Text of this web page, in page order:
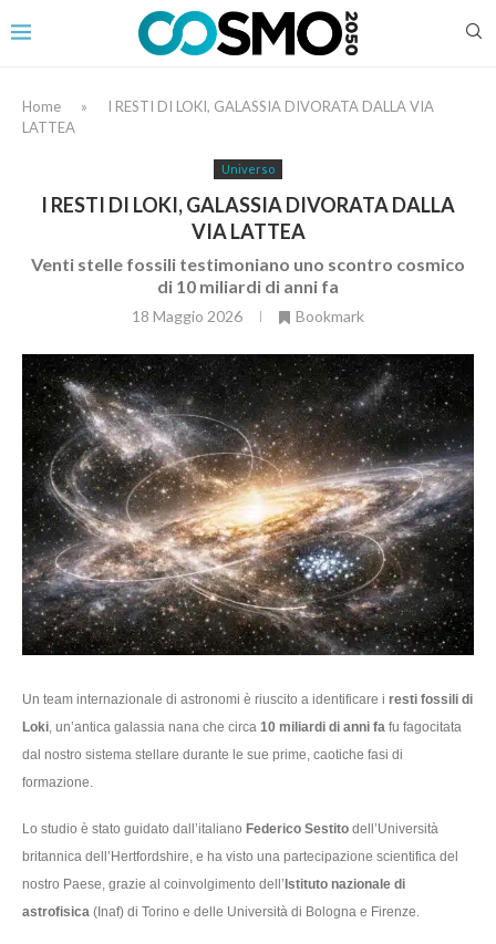
Home »
I RESTI DI LOKI, GALASSIA DIVORATA DALLA VIA
LATTEA
Universo
I RESTI DI LOKI, GALASSIA DIVORATA DALLA
VIA LATTEA
Venti stelle fossili testimoniano uno scontro cosmico
di 10 miliardi di anni fa
18 Maggio 2026 Bookmark
Un team internazionale di astronomi è riuscito a identificare i resti fossili di
Loki, un’antica galassia nana che circa 10 miliardi di anni fa fu fagocitata
dal nostro sistema stellare durante le sue prime, caotiche fasi di
formazione.
Lo studio è stato guidato dall’italiano Federico Sestito dell’Università
britannica dell’Hertfordshire, e ha visto una partecipazione scientifica del
nostro Paese, grazie al coinvolgimento dell’ Istituto nazionale di
astrofisica (Inaf) di Torino e delle Università di Bologna e Firenze.